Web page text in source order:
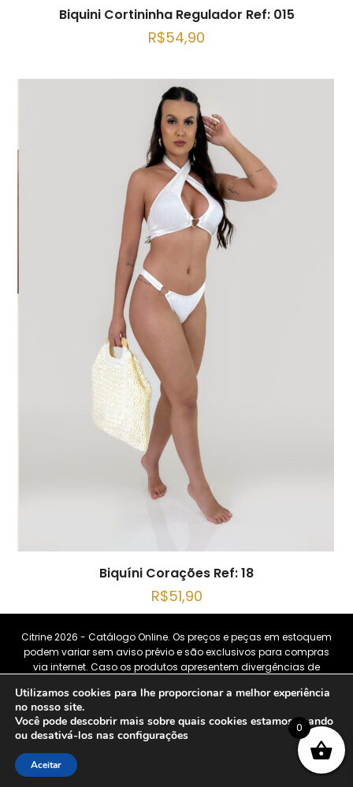
Biquini Cortininha Regulador Ref: 015
R$54,90
Biquíni Corações Ref: 18
R$51,90
Citrine 2026 - Catálogo Online. Os preços e peças em estoquem
podem variar sem aviso prévio e são exclusivos para compras
via internet. Caso os produtos apresentem divergências de
sujeitas a análise e confirmação de dados.
Utilizamos cookies para lhe proporcionar a melhor experiência
no nosso site.
Você pode descobrir mais sobre quais cookies estamos usando
ou desativá-los nas configurações
Aceitar
0